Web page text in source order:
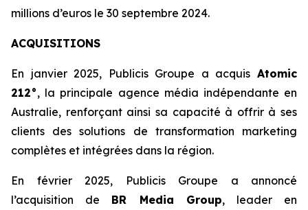
millions d’euros le 30 septembre 2024.
ACQUISITIONS
En janvier 2025, Publicis Groupe a acquis Atomic
212°, la principale agence média indépendante en
Australie, renforçant ainsi sa capacité à offrir à ses
clients des solutions de transformation marketing
complètes et intégrées dans la région.
En février 2025, Publicis Groupe a annoncé
l’acquisition de BR Media Group, leader en